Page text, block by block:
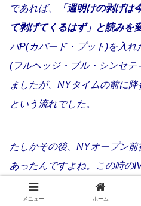
であれば、
「週明けの剥げは
て剥げてくるはず」と読みを
バP(カバード・プット)を入
(フルヘッジ・ブル・シンセ
ましたが、NYタイムの前に降
という流れでした。
たしかその後、NYオープン
あったんですよね。この時の
ールは盛った
んですよ。既に
っていましたが、SC(スマイ
メニュー ホーム